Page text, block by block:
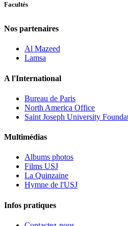
Facultés
Nos partenaires
Al Mazeed
Lamsa
A l'International
Bureau de Paris
North America Office
Saint Joseph University
Multimédias
Albums photos
Films USJ
La Quinzaine
Hymne de l'USJ
Infos pratiques